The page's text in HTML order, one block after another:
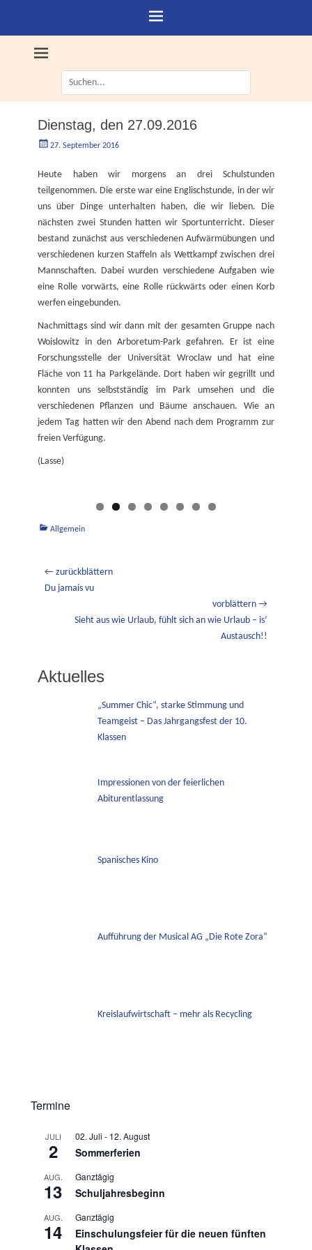
Suche
nach:
Dienstag, den 27.09.2016
Geschrieben
27. September 2016
Heute haben wir morgens an drei Schulstunden
teilgenommen. Die erste war eine Englischstunde, in der wir
uns über Dinge unterhalten haben, die wir lieben. Die
nächsten zwei Stunden hatten wir Sportunterricht. Dieser
bestand zunächst aus verschiedenen Aufwärmübungen und
verschiedenen kurzen Staffeln als Wettkampf zwischen drei
Mannschaften. Dabei wurden verschiedene Aufgaben wie
eine Rolle vorwärts, eine Rolle rückwärts oder einen Korb
werfen eingebunden.
Nachmittags sind wir dann mit der gesamten Gruppe nach
Woislowitz in den Arboretum-Park gefahren. Er ist eine
Forschungsstelle der Universität Wroclaw und hat eine
Fläche von 11 ha Parkgelände. Dort haben wir gegrillt und
konnten uns selbstständig im Park umsehen und die
verschiedenen Pflanzen und Bäume anschauen. Wie an
jedem Tag hatten wir den Abend nach dem Programm zur
freien Verfügung.
(Lasse)
Kategorien
Allgemein
Beitragsnavigation
← zurückblättern
Vorheriger
Du jamais vu
vorblättern →
NächsterSieht aus wie Urlaub, fühlt sich an wie Urlaub – is‘
Austausch!!
Aktuelles
„Summer Chic“, starke Stimmung und
Teamgeist – Das Jahrgangsfest der 10.
Klassen
Impressionen von der feierlichen
Abiturentlassung
Spanisches Kino
Aufführung der Musical AG „Die Rote Zora“
Kreislaufwirtschaft – mehr als Recycling
Termine
JULI
2
02. Juli - 12. August
Sommerferien
AUG.
13
Ganztägig
Schuljahresbeginn
AUG.
14
Ganztägig
Einschulungsfeier für die neuen fünften